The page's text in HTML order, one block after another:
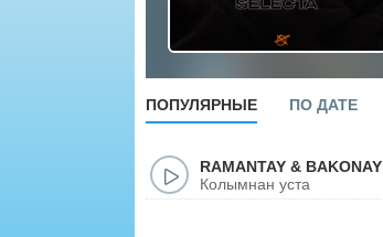
ПОПУЛЯРНЫЕ ПО ДАТЕ
RAMANTAY & BAKONAY
Колымнан уста